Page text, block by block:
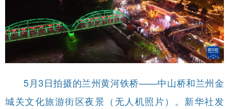
5月3日拍摄的兰州黄河铁桥——中山桥和兰州金
城关文化旅游街区夜景（无人机照片）。新华社发